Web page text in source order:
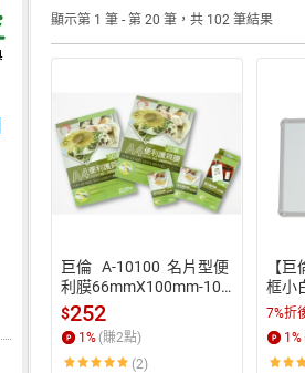
顯示第 1 筆 - 第 20 筆，共 102 筆結果
巨倫   A-10100  名片型便
利膜66mmX100mm-100
張入 / 盒【APP滿額下單
10%點數(單一帳號最高1
500點)】8/31止
$252
1% (賺2點)
(2)
【
框小
【
(單
8/31
7%折
1%